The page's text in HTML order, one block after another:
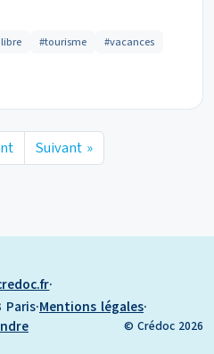
#tourisme
#vacances
Suivant »
·
Paris·Mentions légales·
© Crédoc 2026